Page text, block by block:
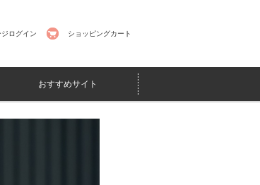
ログイン ショッピングカート
おすすめサイト